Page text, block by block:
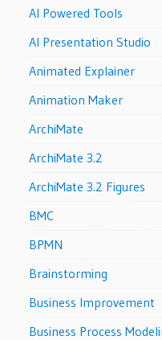
AI Powered Tools
AI Presentation Studio
Animated Explainer
Animation Maker
ArchiMate
ArchiMate 3.2
ArchiMate 3.2 Figures
BMC
BPMN
Brainstorming
Business Improvement
Business Process